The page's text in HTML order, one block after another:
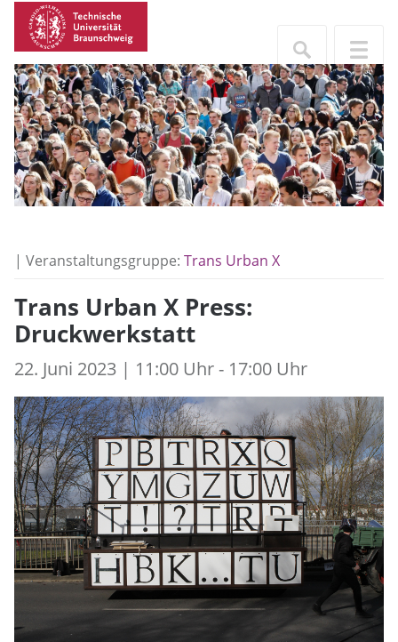
| Veranstaltungsgruppe: Trans Urban X
Trans Urban X Press:
Druckwerkstatt
22. Juni 2023 | 11:00 Uhr - 17:00 Uhr